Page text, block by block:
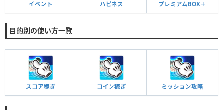
イベント ハピネス プレミアムBOX＋
目的別の使い方一覧
スコア稼ぎ コイン稼ぎ ミッション攻略